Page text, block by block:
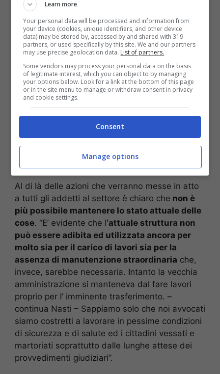
economico e la reale fattibilità del
trasferimento da Marano a Qualiano. I costi,
infatti, come prevede la legge sarebbero a
totale carico delle amministrazioni comunali sia
per il mantenimento della struttura che per il
personale, che dovrebbe essere individuato già
tra chi è impiegato presso altri uffici comunali.
Il problema vero è quello economico
– I comuni hanno divieto di
assumere ed il numero attuale delle forze in
organico è tale che non permette lo svolgimento
delle normali mansioni comunali”.
Al di là delle azioni che verranno messe in atto
a tutti gli addetti al settore è chiaro che non è
più possibile mantenere lo stato attuale delle
cose. “E’ evidente che l‘attuale struttura non
può essere adibita ed utilizzata ancora per
molto sia per il carico di lavori sia per la
assenza di manutenzione straordinaria che,
invece, sarebbe necessaria. Intanto la vecchia
amministrazione si manteneva dal fare lavori
proprio per l’ imminente trasferimento. –
continua Nasti – Sappiamo solo che noi avvocati
siamo costretti a lavorare in pessime condizioni
di sicurezza e di salute ed i cittadini vessati e
martoriati soprattutto dalle lunghe attese dei
provvedimenti giudiziari”.
Learn more
Your personal data will be processed and information from
your device (cookies, unique identifiers, and other device
data) may be stored by, accessed by and shared with 319
partners, or used specifically by this site. We and our partners
may use precise geolocation data. List of partners.
Some vendors may process your personal data on the basis
of legitimate interest, which you can object to by managing
your options below. Look for a link at the bottom of this page
or in the site menu to manage or withdraw consent in privacy
and cookie settings.
Consent
Manage options